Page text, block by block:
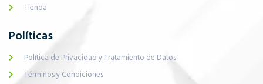
Tienda
Políticas
Política de Privacidad y Tratamiento de Datos
Términos y Condiciones